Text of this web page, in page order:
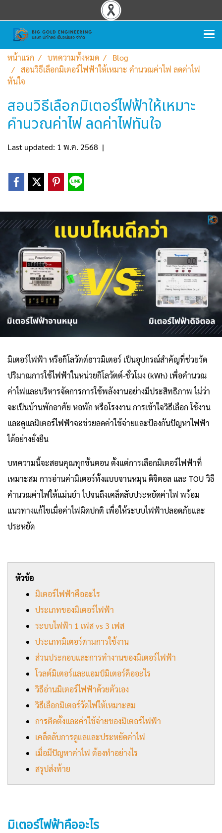
หน้าแรก บทความทั้งหมด
Blog
สอนวิธีเลือกมิเตอร์ไฟฟ้าให้เหมาะ คำนวณค่าไฟ ลดค่าไฟ
ทันใจ
สอนวิธีเลือกมิเตอร์ไฟฟ้าให้เหมาะ
คำนวณค่าไฟ ลดค่าไฟทันใจ
Last updated: 1 พ.ค. 2568 |
มิเตอร์ไฟฟ้า หรือกิโลวัตต์ฮาวมิเตอร์ เป็นอุปกรณ์สำคัญที่ช่วยวัด
ปริมาณการใช้ไฟฟ้าในหน่วยกิโลวัตต์-ชั่วโมง (kWh) เพื่อคำนวณ
ค่าไฟและบริหารจัดการการใช้พลังงานอย่างมีประสิทธิภาพ ไม่ว่า
จะเป็นบ้านพักอาศัย หอพัก หรือโรงงาน การเข้าใจวิธีเลือก ใช้งาน
และดูแลมิเตอร์ไฟฟ้าจะช่วยลดค่าใช้จ่ายและป้องกันปัญหาไฟฟ้า
ได้อย่างยั่งยืน
บทความนี้จะสอนคุณทุกขั้นตอน ตั้งแต่การเลือกมิเตอร์ไฟฟ้าที่
เหมาะสม การอ่านค่ามิเตอร์ทั้งแบบจานหมุน ดิจิตอล และ TOU วิธี
คำนวณค่าไฟให้แม่นยำ ไปจนถึงเคล็ดลับประหยัดค่าไฟ พร้อม
แนวทางแก้ไขเมื่อค่าไฟผิดปกติ เพื่อให้ระบบไฟฟ้าปลอดภัยและ
ประหยัด
หัวข้อ
มิเตอร์ไฟฟ้าคืออะไร
ประเภทของมิเตอร์ไฟฟ้า
ระบบไฟฟ้า 1 เฟส vs 3 เฟส
ประเภทมิเตอร์ตามการใช้งาน
ส่วนประกอบและการทำงานของมิเตอร์ไฟฟ้า
โวลต์มิเตอร์และแอมป์มิเตอร์คืออะไร
วิธีอ่านมิเตอร์ไฟฟ้าด้วยตัวเอง
วิธีเลือกมิเตอร์วัดไฟให้เหมาะสม
การติดตั้งและค่าใช้จ่ายของมิเตอร์ไฟฟ้า
เคล็ดลับการดูแลและประหยัดค่าไฟ
เมื่อมีปัญหาค่าไฟ ต้องทำอย่างไร
สรุปส่งท้าย
มิเตอร์ไฟฟ้าคืออะไร